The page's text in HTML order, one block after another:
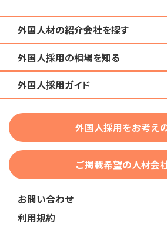
外国人材の紹介会社を探す
地域から検索する
国籍から検索する
在留資格から検索する
団体種別から探す
業界・職種から検索する
外国人採用の相場を知る
育成就労外国人の受け入れ相場
技人国・高度人材の受け入れ相場
外国人採用ガイド
特定技能
技術・人文知識・国際業務
外国人採用をお考え
ご掲載希望の人材会
お問い合わせ
利用規約